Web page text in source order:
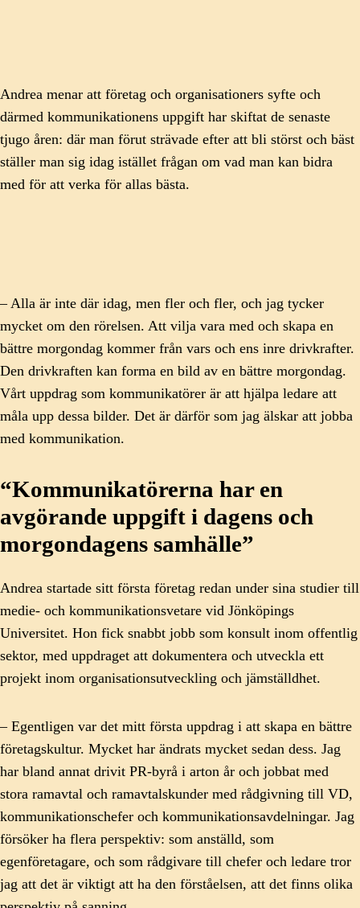
Andrea menar att företag och organisationers syfte och
därmed kommunikationens uppgift har skiftat de senaste
tjugo åren: där man förut strävade efter att bli störst och bäst
ställer man sig idag istället frågan om vad man kan bidra
med för att verka för allas bästa.
– Alla är inte där idag, men fler och fler, och jag tycker
mycket om den rörelsen. Att vilja vara med och skapa en
bättre morgondag kommer från vars och ens inre drivkrafter.
Den drivkraften kan forma en bild av en bättre morgondag.
Vårt uppdrag som kommunikatörer är att hjälpa ledare att
måla upp dessa bilder. Det är därför som jag älskar att jobba
med kommunikation.
“Kommunikatörerna har en
avgörande uppgift i dagens och
morgondagens samhälle”
Andrea startade sitt första företag redan under sina studier till
medie- och kommunikationsvetare vid Jönköpings
Universitet. Hon fick snabbt jobb som konsult inom offentlig
sektor, med uppdraget att dokumentera och utveckla ett
projekt inom organisationsutveckling och jämställdhet.
– Egentligen var det mitt första uppdrag i att skapa en bättre
företagskultur. Mycket har ändrats mycket sedan dess. Jag
har bland annat drivit PR-byrå i arton år och jobbat med
stora ramavtal och ramavtalskunder med rådgivning till VD,
kommunikationschefer och kommunikationsavdelningar. Jag
försöker ha flera perspektiv: som anställd, som
egenföretagare, och som rådgivare till chefer och ledare tror
jag att det är viktigt att ha den förståelsen, att det finns olika